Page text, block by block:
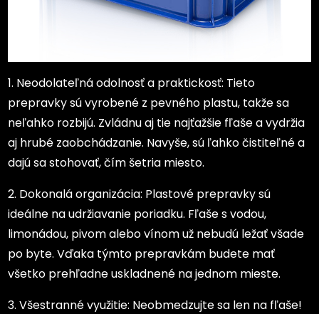
1. Neodolateľná odolnosť a praktickosť: Tieto
prepravky sú vyrobené z pevného plastu, takže sa
neľahko rozbijú. Zvládnu aj tie najťažšie fľaše a vydržia
aj hrubé zaobchádzanie. Navyše, sú ľahko čistiteľné a
dajú sa stohovať, čím šetria miesto.
2. Dokonalá organizácia: Plastové prepravky sú
ideálne na udržiavanie poriadku. Fľaše s vodou,
limonádou, pivom alebo vínom už nebudú ležať všade
po byte. Vďaka týmto prepravkám budete mať
všetko prehľadne uskladnené na jednom mieste.
3. Všestranné využitie: Neobmedzujte sa len na fľaše!